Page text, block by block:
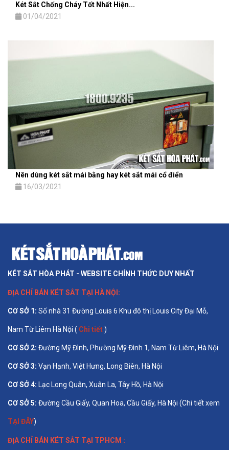
Két Sắt Chống Cháy Tốt Nhất Hiện...
01/04/2021
Nên dùng két sắt mái bằng hay két sắt mái cổ điển
16/03/2021
KÉT SẮT HÒA PHÁT - WEBSITE CHÍNH THỨC DUY NHẤT
ĐỊA CHỈ BÁN KÉT SẮT TẠI HÀ NỘI :
CƠ SỞ 1: Số nhà 31 Đường Louis 6 Khu đô thị Louis City Đại Mỗ,
Nam Từ Liêm Hà Nội ( Chi tiết)
CƠ SỞ 2: Đường Mỹ Đình, Phường Mỹ Đình 1, Nam Từ Liêm, Hà Nội
CƠ SỞ 3: Vạn Hạnh, Việt Hưng, Long Biên, Hà Nội
CƠ SỞ 4: Lạc Long Quân, Xuân La, Tây Hồ, Hà Nội
CƠ SỞ 5: Đường Cầu Giấy, Quan Hoa, Cầu Giấy, Hà Nội (Chi tiết xem
TẠI ĐÂY)
ĐỊA CHỈ BÁN KÉT SẮT TẠI TPHCM :